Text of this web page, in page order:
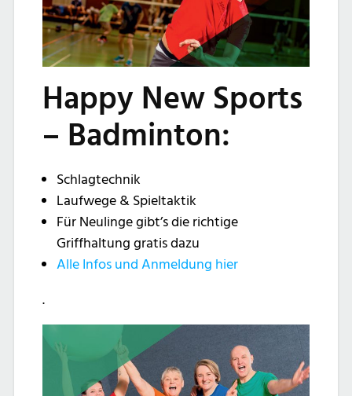
Happy New Sports
– Badminton:
Schlagtechnik
Laufwege & Spieltaktik
Für Neulinge gibt’s die richtige
Griffhaltung gratis dazu
Alle Infos und Anmeldung hier
.